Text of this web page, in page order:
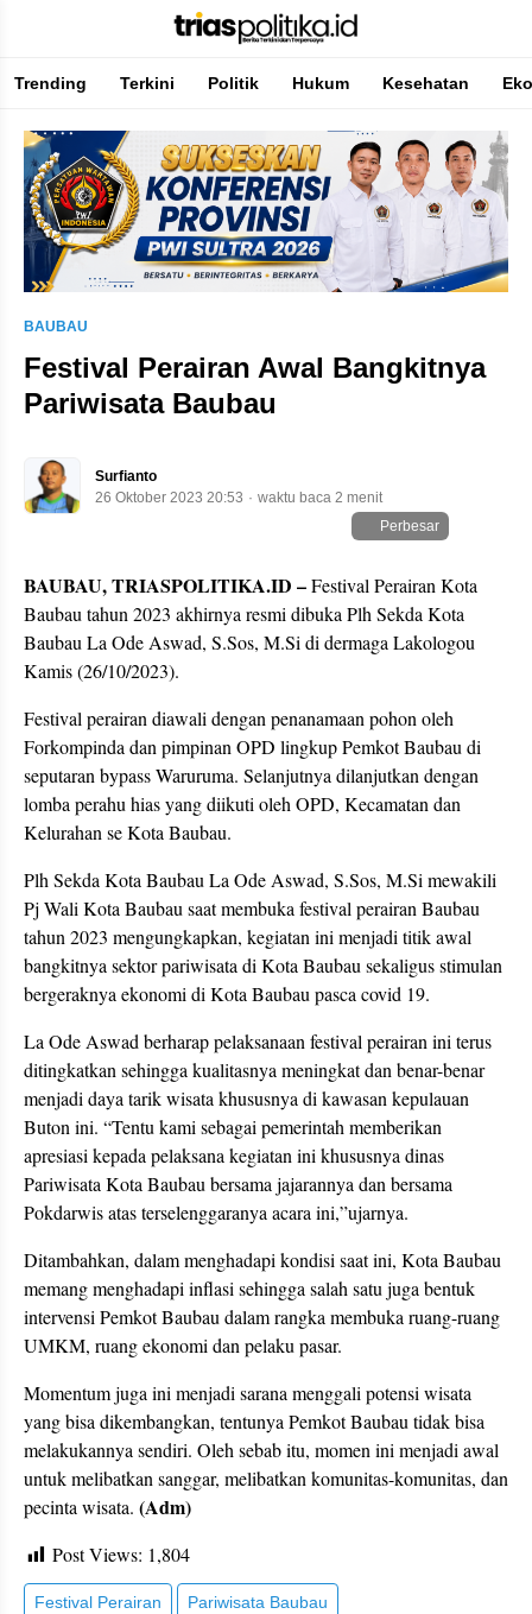
Berita Terkini & Terpercaya
Trending Terkini Politik Hukum Kesehatan
BAUBAU
Festival Perairan Awal Bangkitnya
Pariwisata Baubau
Surfianto
26 Oktober 2023 20:53
waktu baca 2 menit
Perbesar
BAUBAU, TRIASPOLITIKA.ID –Festival Perairan Kota
Baubau tahun 2023 akhirnya resmi dibuka Plh Sekda Kota
Baubau La Ode Aswad, S.Sos, M.Si di dermaga Lakologou
Kamis (26/10/2023).
Festival perairan diawali dengan penanamaan pohon oleh
Forkompinda dan pimpinan OPD lingkup Pemkot Baubau di
seputaran bypass Waruruma. Selanjutnya dilanjutkan dengan
lomba perahu hias yang diikuti oleh OPD, Kecamatan dan
Kelurahan se Kota Baubau.
Plh Sekda Kota Baubau La Ode Aswad, S.Sos, M.Si mewakili
Pj Wali Kota Baubau saat membuka festival perairan Baubau
tahun 2023 mengungkapkan, kegiatan ini menjadi titik awal
bangkitnya sektor pariwisata di Kota Baubau sekaligus stimulan
bergeraknya ekonomi di Kota Baubau pasca covid 19.
La Ode Aswad berharap pelaksanaan festival perairan ini terus
ditingkatkan sehingga kualitasnya meningkat dan benar-benar
menjadi daya tarik wisata khususnya di kawasan kepulauan
Buton ini. “Tentu kami sebagai pemerintah memberikan
apresiasi kepada pelaksana kegiatan ini khususnya dinas
Pariwisata Kota Baubau bersama jajarannya dan bersama
Pokdarwis atas terselenggaranya acara ini,”ujarnya.
Ditambahkan, dalam menghadapi kondisi saat ini, Kota Baubau
memang menghadapi inflasi sehingga salah satu juga bentuk
intervensi Pemkot Baubau dalam rangka membuka ruang-ruang
UMKM, ruang ekonomi dan pelaku pasar.
Momentum juga ini menjadi sarana menggali potensi wisata
yang bisa dikembangkan, tentunya Pemkot Baubau tidak bisa
melakukannya sendiri. Oleh sebab itu, momen ini menjadi awal
untuk melibatkan sanggar, melibatkan komunitas-komunitas, dan
pecinta wisata. (Adm)
Post Views: 1,804
Festival Perairan Pariwisata Baubau